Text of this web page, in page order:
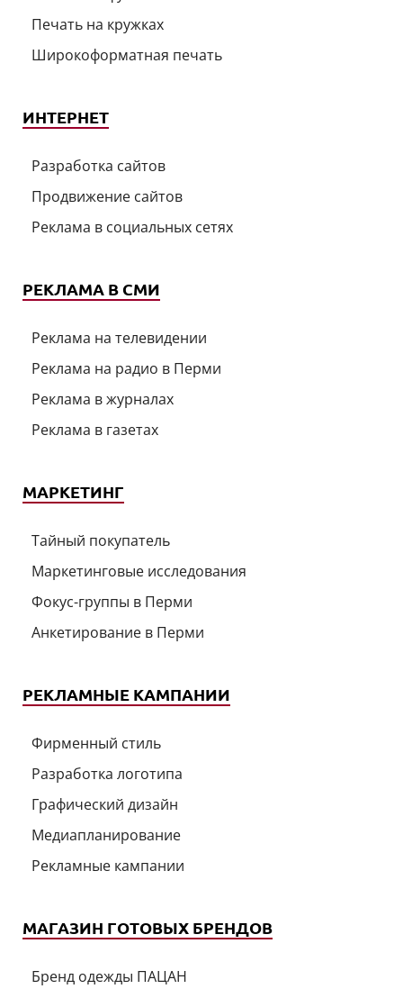
Печать на кружках
Широкоформатная печать
ИНТЕРНЕТ
Разработка сайтов
Продвижение сайтов
Реклама в социальных сетях
РЕКЛАМА В СМИ
Реклама на телевидении
Реклама на радио в Перми
Реклама в журналах
Реклама в газетах
МАРКЕТИНГ
Тайный покупатель
Маркетинговые исследования
Фокус-группы в Перми
Анкетирование в Перми
РЕКЛАМНЫЕ КАМПАНИИ
Фирменный стиль
Разработка логотипа
Графический дизайн
Медиапланирование
Рекламные кампании
МАГАЗИН ГОТОВЫХ БРЕНДОВ
Бренд одежды ПАЦАН